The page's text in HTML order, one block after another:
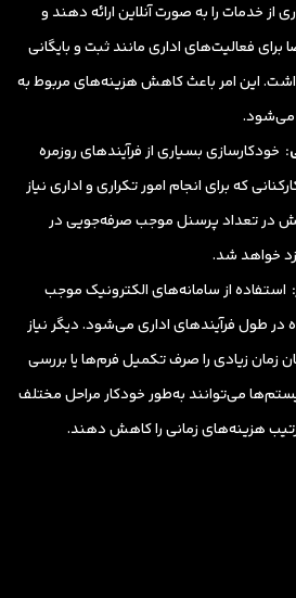
از خدمات را به صورت آنلاین ارائه دهند و
فعالیت‌های اداری مانند ثبت و بایگانی
این امر باعث کاهش هزینه‌های مربوط به
می‌شود.
خودکارسازی بسیاری از فرآیندهای روزمره
که برای انجام امور تکراری و اداری نیاز
در تعداد پرسنل موجب صرفه‌جویی در
خواهد شد.
استفاده از سامانه‌های الکترونیک موجب
طول فرآیندهای اداری می‌شود. دیگر نیاز
زمان زیادی را صرف تکمیل فرم‌ها یا بررسی
می‌توانند به‌طور خودکار مراحل مختلف
هزینه‌های زمانی را کاهش دهند.